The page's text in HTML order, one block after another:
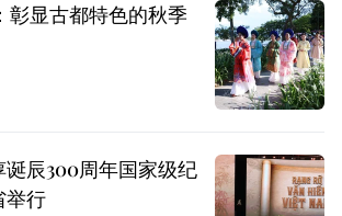
彰显古都特色的秋季
辰300周年国家级纪
举行